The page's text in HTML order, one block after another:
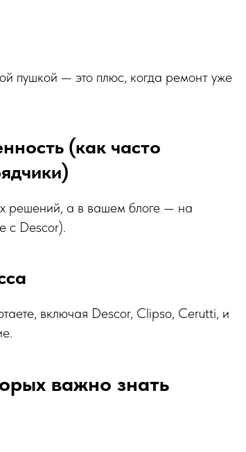
пушкой — это плюс, когда ремонт уже
(как часто
решений, а в вашем блоге — на
с Descor).
включая Descor, Clipso, Cerutti, и
важно знать